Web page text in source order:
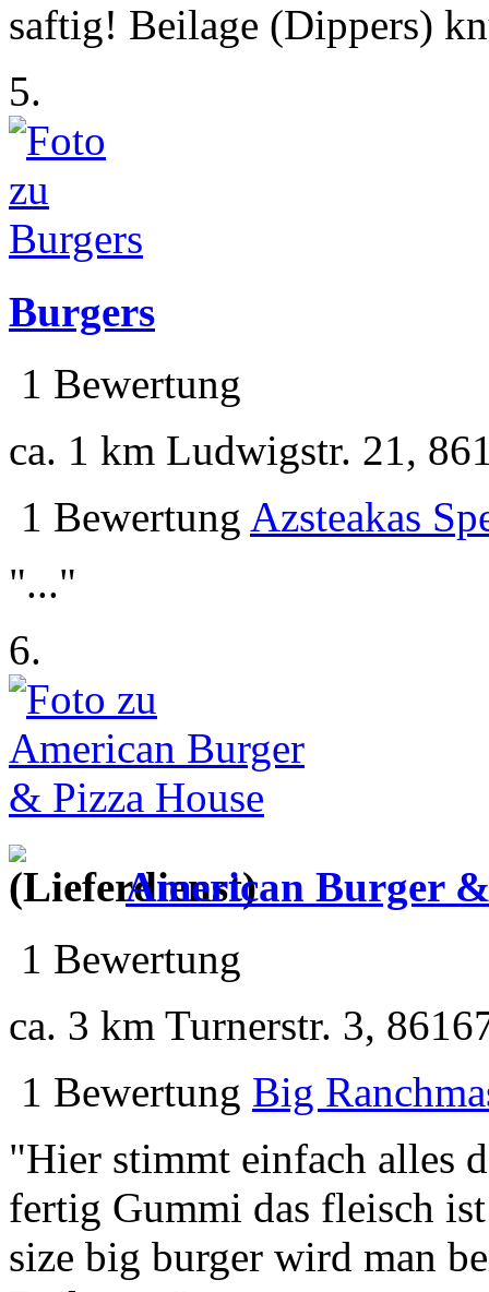
saftig! Beilage (Dippers)
5.
Burgers
1 Bewertung
ca. 1 km Ludwigstr. 21,
1 Bewertung Azsteakas
"..."
6.
American Burger
1 Bewertung
ca. 3 km Turnerstr. 3,
1 Bewertung Big
"Hier stimmt einfach alles
fertig Gummi das fleisch
size big burger wird man